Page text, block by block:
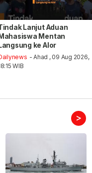
Lanjut Aduan
Mahasiswa Mentan
Langsung ke Alor
- Ahad , 09 Aug 2026,
WIB
>